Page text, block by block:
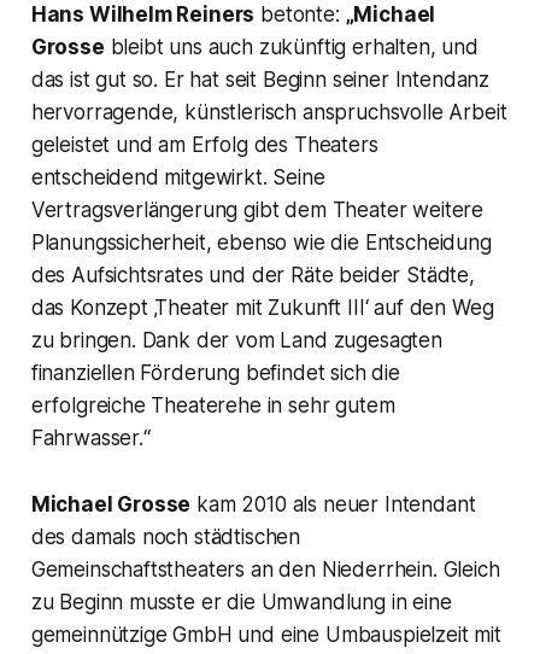
Hans Wilhelm Reiners betonte: „Michael
Grosse bleibt uns auch zukünftig erhalten, und
das ist gut so. Er hat seit Beginn seiner Intendanz
hervorragende, künstlerisch anspruchsvolle Arbeit
geleistet und am Erfolg des Theaters
entscheidend mitgewirkt. Seine
Vertragsverlängerung gibt dem Theater weitere
Planungssicherheit, ebenso wie die Entscheidung
des Aufsichtsrates und der Räte beider Städte,
das Konzept ‚Theater mit Zukunft III‘ auf den Weg
zu bringen. Dank der vom Land zugesagten
finanziellen Förderung befindet sich die
erfolgreiche Theaterehe in sehr gutem
Fahrwasser.“
Michael Grosse kam 2010 als neuer Intendant
des damals noch städtischen
Gemeinschaftstheaters an den Niederrhein. Gleich
zu Beginn musste er die Umwandlung in eine
gemeinnützige GmbH und eine Umbauspielzeit mit